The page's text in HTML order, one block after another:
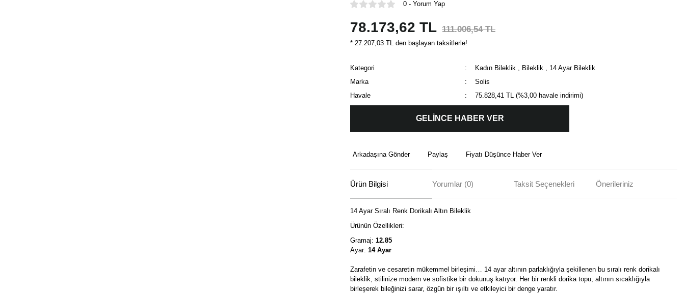
0 - Yorum Yap
78.173,62 TL 111.006,54 TL
* 27.207,03 TL den başlayan taksitlerle!
Kategori Kadın Bileklik , Bileklik , 14 Ayar Bileklik
Marka
Solis
Havale
75.828,41 TL (%3,00 havale indirimi)
GELİNCE HABER VER
Arkadaşına Gönder Paylaş Fiyatı Düşünce Haber Ver
Ürün Bilgisi Yorumlar (0) Taksit Seçenekleri Önerileriniz
14 Ayar Sıralı Renk Dorikalı Altın Bileklik
Ürünün Özellikleri:
Gramaj: 12.85
Ayar: 14 Ayar
Zarafetin ve cesaretin mükemmel birleşimi… 14 ayar altının parlaklığıyla şekillenen bu sıralı renk dorikalı
bileklik, stilinize modern ve sofistike bir dokunuş katıyor. Her bir renkli dorika topu, altının sıcaklığıyla
birleşerek bileğinizi sarar, özgün bir ışıltı ve etkileyici bir denge yaratır.